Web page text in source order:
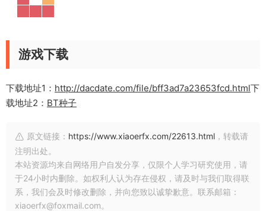
游戏下载
下载地址1： http://dacdate.com/file/bff3ad7a23653fcd.html下
载地址2： BT种子
原文链接： https://www.xiaoerfx.com/22613.html ，转载请
注明出处。
本站资源均来自网络用户自发分享，仅限个人学习研究使用，请
于24小时内删除。如权利人认为存在侵权，请及时与我们取得联
系，我们会及时修改删除，并向您致以诚挚歉意。联系邮箱：
xiaoerfx@foxmail.com。